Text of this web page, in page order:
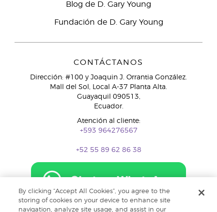
Blog de D. Gary Young
Fundación de D. Gary Young
CONTÁCTANOS
Dirección: #100 y Joaquin J. Orrantia González.
Mall del Sol, Local A-37 Planta Alta.
Guayaquil 090513,
Ecuador.
Atención al cliente:
+593 964276567
+52 55 89 62 86 38
By clicking “Accept All Cookies”, you agree to the
storing of cookies on your device to enhance site
navigation, analyze site usage, and assist in our